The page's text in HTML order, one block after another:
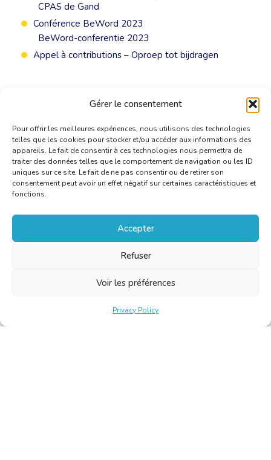
Gérer le consentement
Pour offrir les meilleures expériences, nous utilisons des technologies
telles que les cookies pour stocker et/ou accéder aux informations des
appareils. Le fait de consentir à ces technologies nous permettra de
traiter des données telles que le comportement de navigation ou les ID
uniques sur ce site. Le fait de ne pas consentir ou de retirer son
consentement peut avoir un effet négatif sur certaines caractéristiques et
fonctions.
Accepter
Refuser
Voir les préférences
Privacy Policy
CPAS de Gand
Conférence BeWord 2023
BeWord-conferentie 2023
Appel à contributions – Oproep tot bijdragen